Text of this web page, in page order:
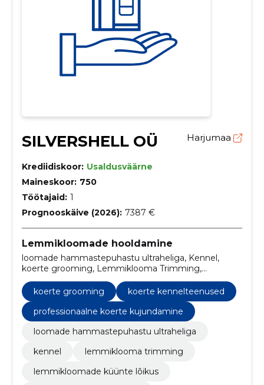
SILVERSHELL OÜ Harjumaa
Krediidiskoor: Usaldusväärne
Maineskoor: 750
Töötajaid: 1
Prognooskäive (2026): 7387 €
Lemmikloomade hooldamine
loomade hammastepuhastu ultraheliga, Kennel,
koerte grooming, Lemmiklooma Trimming,
Lemmikloomade küünte lõikus, töö masinaga ja
kääridega, pesu ja kuivatus fööniga, lemmikloomade
ultraheliga hammaste puhastamine, koerte
kennelteenused, professionaalne koerte
kujundamine
koerte grooming
koerte kennelteenused
professionaalne koerte kujundamine
loomade hammastepuhastu ultraheliga
kennel
lemmiklooma trimming
lemmikloomade küünte lõikus